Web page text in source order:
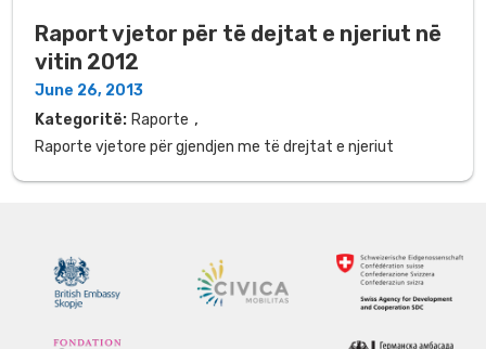
Raport vjetor për të dejtat e njeriut në
vitin 2012
June 26, 2013
Kategoritë: Raporte ,
Raporte vjetore për gjendjen me të drejtat e njeriut